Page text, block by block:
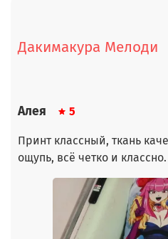
Дакимакура Мелоди
Алея 5
Принт классный, ткань
ощупь, всё четко и